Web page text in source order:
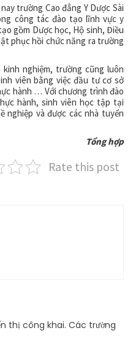
trường Cao đẳng Y Dược Sài
công tác đào tạo lĩnh vực y
gồm Dược học, Hộ sinh, Điều
phục hồi chức năng ra trường
nghiệm, trường cũng luôn
viên bằng việc đầu tư cơ sở
hành … Với chương trình đào
hành, sinh viên học tập tại
nghiệp và được các nhà tuyển
Tổng hợp
Rate this post
thị công khai. Các trường